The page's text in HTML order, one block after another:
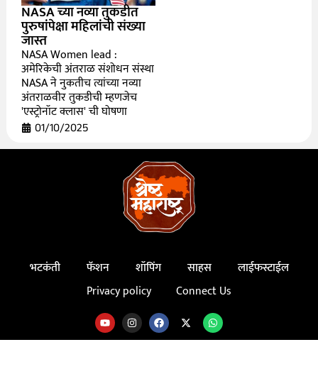
NASA च्या नव्या तुकडीत
पुरुषांपेक्षा महिलांची संख्या
जास्त
NASA Women lead :
अमेरिकेची अंतराळ संशोधन संस्था
NASA ने नुकतीच त्यांच्या नव्या
अंतराळवीर तुकडीची म्हणजेच
'एस्ट्रोनॉट क्लास' ची घोषणा
01/10/2025
भटकंती फॅशन शॉपिंग साहस
लाईफस्टाईल
Privacy policy
Connect Us